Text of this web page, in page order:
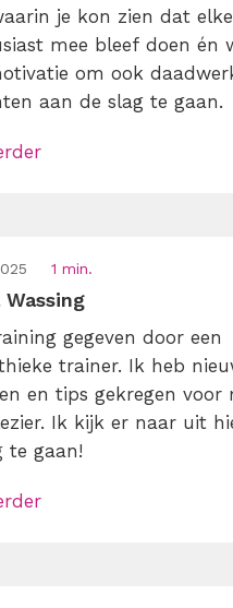
je kon zien dat
mee bleef doen én
om ook
aan de slag te gaan.
1 min.
Wassing
gegeven door een
trainer. Ik heb
en tips gekregen voor
Ik kijk er naar uit
te gaan!